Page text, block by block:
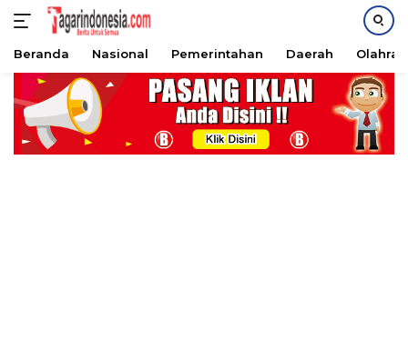
Langsung
konten
Beranda Nasional Pemerintahan Daerah